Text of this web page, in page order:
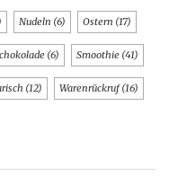
Nudeln (6) Ostern (17)
(6) Smoothie (41)
(12) Warenrückruf(16)